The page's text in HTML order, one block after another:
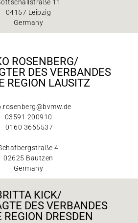
11
04157 Leipzig
Germany
ROSENBERG/
DES VERBANDES
REGION LAUSITZ
03591 200910
0160 3665537
4
02625 Bautzen
Germany
KICK/
DES VERBANDES
REGION DRESDEN